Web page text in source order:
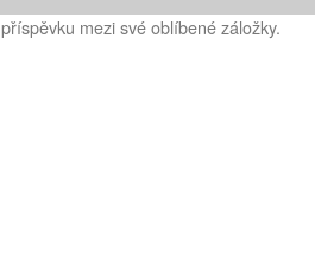
příspěvku mezi své oblíbené záložky.